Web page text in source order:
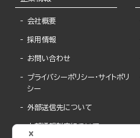
会社概要
採用情報
お問い合わせ
プライバシーポリシー・サイトポリ
シー
外部送信先について
内部通報制度について